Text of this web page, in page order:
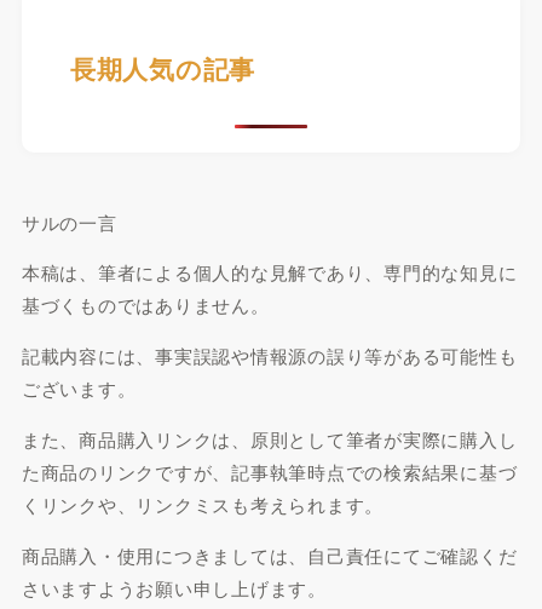
長期人気の記事
サルの一言
本稿は、筆者による個人的な見解であり、専門的な知見に
基づくものではありません。
記載内容には、事実誤認や情報源の誤り等がある可能性も
ございます。
また、商品購入リンクは、原則として筆者が実際に購入し
た商品のリンクですが、記事執筆時点での検索結果に基づ
くリンクや、リンクミスも考えられます。
商品購入・使用につきましては、自己責任にてご確認くだ
さいますようお願い申し上げます。